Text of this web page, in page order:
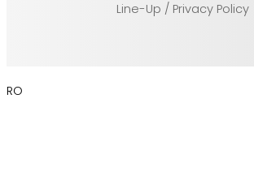
Line-Up / Privacy Policy
RO